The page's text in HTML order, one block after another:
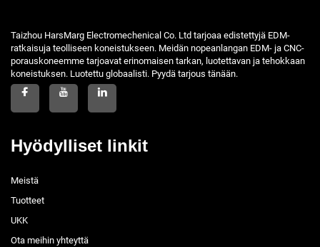
Taizhou HarsMarg Electromechenical Co. Ltd tarjoaa edistettyjä EDM-
ratkaisuja teolliseen koneistukseen. Meidän nopeanlangan EDM- ja CNC-
porauskoneemme tarjoavat erinomaisen tarkan, luotettavan ja tehokkaan
koneistuksen. Luotettu globaalisti. Pyydä tarjous tänään.
Hyödylliset linkit
Meistä
Tuotteet
UKK
Ota meihin yhteyttä